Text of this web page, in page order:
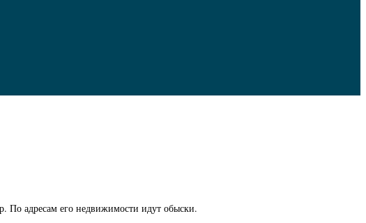
По адресам его недвижимости идут обыски.